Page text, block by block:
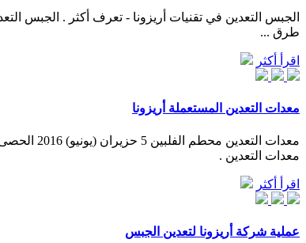
طرق ...
اقرأ أكثر
معدات التعدين المستعملة أريزونا
معدات التعدين .
اقرأ أكثر
عملية شركة أريزونا لتعدين الجبس